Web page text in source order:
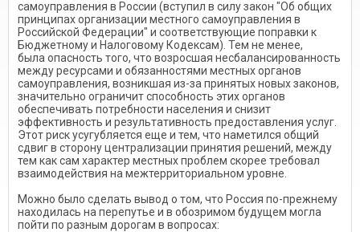
самоуправления в России (вступил в силу закон "Об общих
принципах организации местного самоуправления в
Российской Федерации" и соответствующие поправки к
Бюджетному и Налоговому Кодексам). Тем не менее,
была опасность того, что возросшая несбалансированность
между ресурсами и обязанностями местных органов
самоуправления, возникшая из-за принятых новых законов,
значительно ограничит способность этих органов
обеспечивать потребности населения и снизит
эффективность и результативность предоставления услуг.
Этот риск усугубляется еще и тем, что наметился общий
сдвиг в сторону централизации принятия решений, между
тем как сам характер местных проблем скорее требовал
взаимодействия на межтерриториальном уровне.
Можно было сделать вывод о том, что Россия по-прежнему
находилась на перепутье и в обозримом будущем могла
пойти по разным дорогам в вопросах: